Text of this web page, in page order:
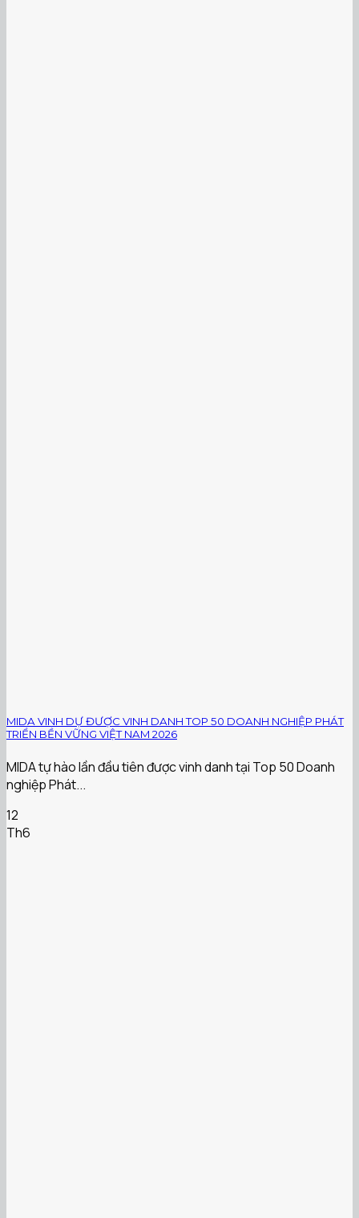
MIDA VINH DỰ ĐƯỢC VINH DANH TOP 50 DOANH NGHIỆP PHÁT
TRIỂN BỀN VỮNG VIỆT NAM 2026
MIDA tự hào lần đầu tiên được vinh danh tại Top 50 Doanh
nghiệp Phát...
12
Th6